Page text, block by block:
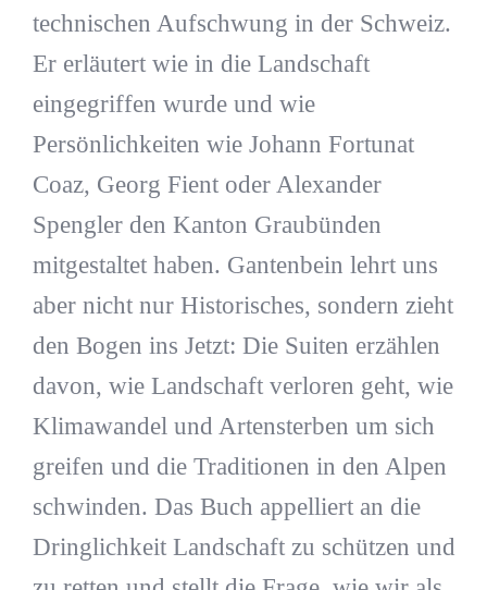
technischen Aufschwung in der Schweiz.
Er erläutert wie in die Landschaft
eingegriffen wurde und wie
Persönlichkeiten wie Johann Fortunat
Coaz, Georg Fient oder Alexander
Spengler den Kanton Graubünden
mitgestaltet haben. Gantenbein lehrt uns
aber nicht nur Historisches, sondern zieht
den Bogen ins Jetzt: Die Suiten erzählen
davon, wie Landschaft verloren geht, wie
Klimawandel und Artensterben um sich
greifen und die Traditionen in den Alpen
schwinden. Das Buch appelliert an die
Dringlichkeit Landschaft zu schützen und